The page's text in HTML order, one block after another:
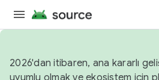
2026'dan itibaren, ana kararlı
uyumlu olmak ve ekosistem için